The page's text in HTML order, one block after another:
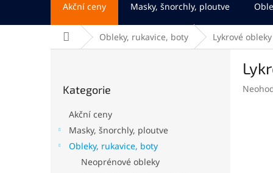
Akční ceny Masky, šnorchly, ploutve
Domů Obleky, rukavice, boty Lykrové obleky
kategorie
Kategorie
Akční ceny
Masky, šnorchly, ploutve
Obleky, rukavice, boty
Neoprénové obleky